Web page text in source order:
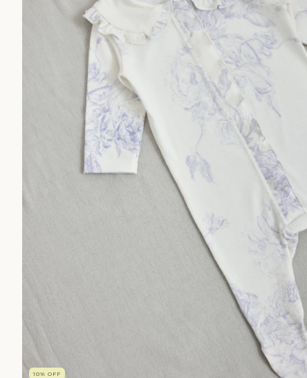
10% OFF